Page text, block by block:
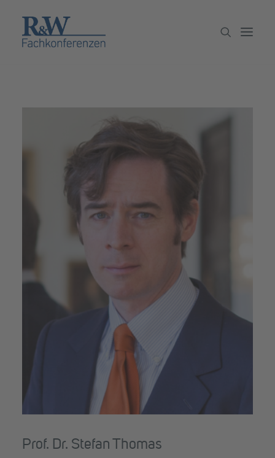
Partner werden
Prof. Dr. Stefan Thomas